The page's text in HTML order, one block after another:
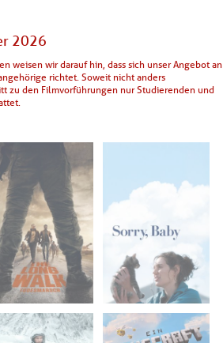
2026
weisen wir darauf hin, dass sich unser Angebot an
richtet. Soweit nicht anders
zu den Filmvorführungen nur Studierenden und
Do. 16.04.2026
20:00
Hörsaal 70.1.5 -
Bib.-Gebäude
Di. 21.04.2026
Hörsaal 70.1.5 -
Bib.-Gebäude